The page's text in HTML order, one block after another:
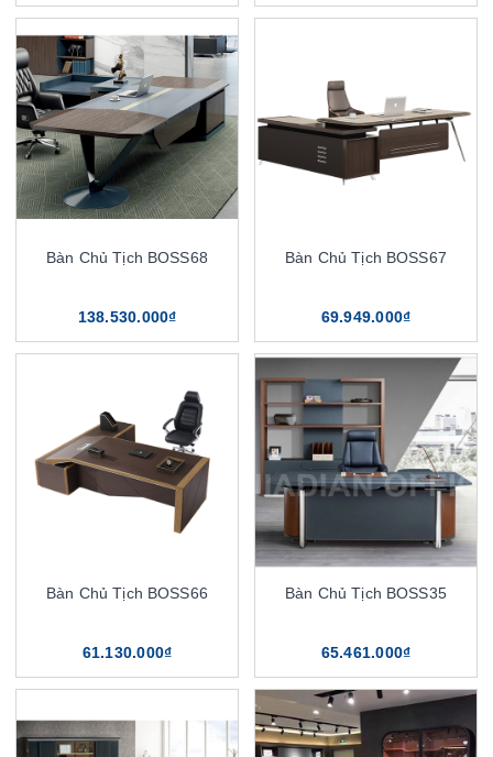
Bàn Chủ Tịch BOSS68
138.530.000₫
Bàn Chủ Tịch BOSS67
69.949.000₫
Bàn Chủ Tịch BOSS66
61.130.000₫
Bàn Chủ Tịch BOSS35
65.461.000₫